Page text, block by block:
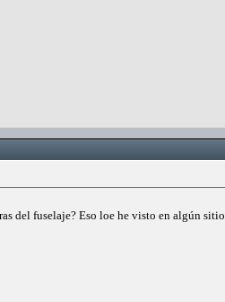
del fuselaje? Eso loe he visto en algún sitio.